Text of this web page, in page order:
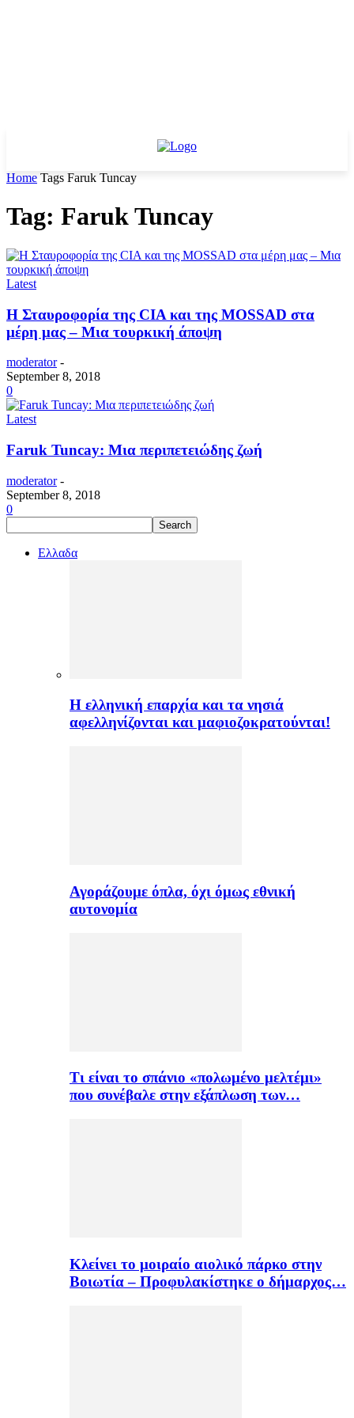
Home Tags Faruk Tuncay
Tag: Faruk Tuncay
Latest
Η Σταυροφορία της CIA και της MOSSAD στα
μέρη μας – Μια τουρκική άποψη
moderator -
September 8, 2018
0
Latest
Faruk Tuncay: Μια περιπετειώδης ζωή
moderator -
September 8, 2018
0
Ελλαδα
H ελληνική επαρχία και τα νησιά
αφελληνίζονται και μαφιοζοκρατούνται!
Αγοράζουμε όπλα, όχι όμως εθνική
αυτονομία
Τι είναι το σπάνιο «πολωμένο μελτέμι»
που συνέβαλε στην εξάπλωση των…
Κλείνει το μοιραίο αιολικό πάρκο στην
Βοιωτία – Προφυλακίστηκε ο δήμαρχος…